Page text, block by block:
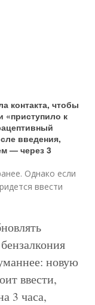
контакта, чтобы
«приступило к
введения,
— через 3
Однако если
ввести
новую
ввести,
3 часа,